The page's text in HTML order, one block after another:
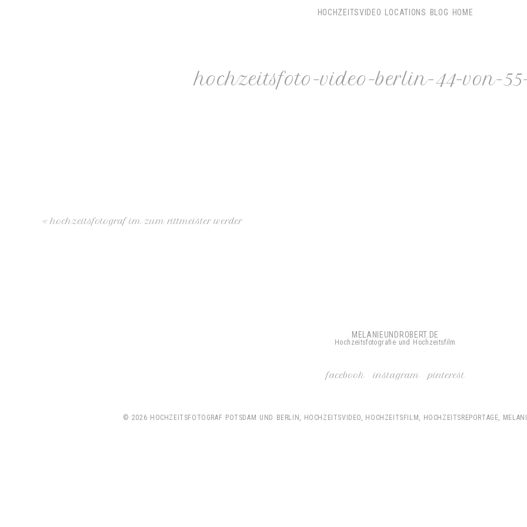
HOCHZEITSVIDEO LOCATIONS BLOG HOME
hochzeitsfoto-video-berlin-44-von-55-
« hochzeitsfotograf im zum rittmeister werder
MELANIEUNDROBERT.DE
Hochzeitsfotografie und Hochzeitsfilm
facebook instagram pinterest
© 2026 HOCHZEITSFOTOGRAF POTSDAM UND BERLIN, HOCHZEITSVIDEO, HOCHZEITSFILM, HOCHZEITSREPORTAGE,